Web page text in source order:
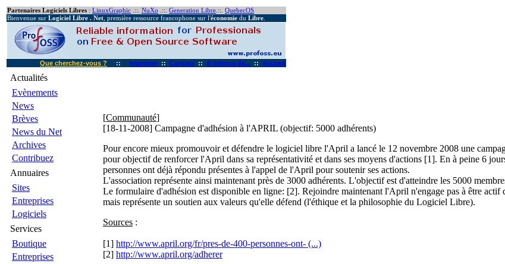
Partenaires Logiciels Libres : LinuxGraphic .::. NuXo .::. Generation Libre .::. QuebecOS
Bienvenue sur Logiciel Libre . Net , première ressource francophone sur l'économie du Libre
Que cherchez-vous ? :: Imprimer :: Contact :: A propos de... :: Accueil
Actualités
Evènements
News
Brèves
News du Net
Archives
Contribuez
Annuaires
Sites
Entreprises
Logiciels
Services
Boutique
Entreprises
[Communauté]
[18-11-2008] Campagne d'adhésion à l'APRIL (objectif: 5000 adhérents)
Pour encore mieux promouvoir et défendre le logiciel libre l'April a lancé le 12 novembre 2008 une
pour objectif de renforcer l'April dans sa représentativité et dans ses moyens d'actions [1]. En à peine 6
personnes ont déjà répondu présentes à l'appel de l'April pour soutenir ses actions.
L'association représente ainsi maintenant près de 3000 adhérents. L'objectif est d'atteindre les 5000
Le formulaire d'adhésion est disponible en ligne: [2]. Rejoindre maintenant l'April n'engage pas à être actif
mais représente un soutien aux valeurs qu'elle défend (l'éthique et la philosophie du Logiciel Libre).
Sources :
[1] http://www.april.org/fr/pres-de-400-personnes-ont- (...)
[2] http://www.april.org/adherer